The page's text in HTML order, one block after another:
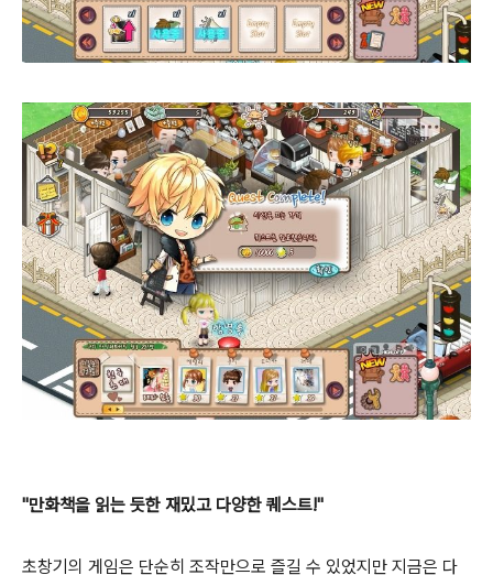
"만화책을 읽는 듯한 재밌고 다양한 퀘스트!"
초창기의 게임은 단순히 조작만으로 즐길 수 있었지만 지금은 다